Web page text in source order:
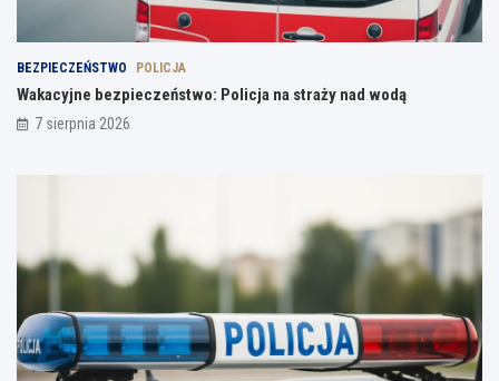
BEZPIECZEŃSTWO POLICJA
Wakacyjne bezpieczeństwo: Policja na straży nad wodą
7 sierpnia 2026